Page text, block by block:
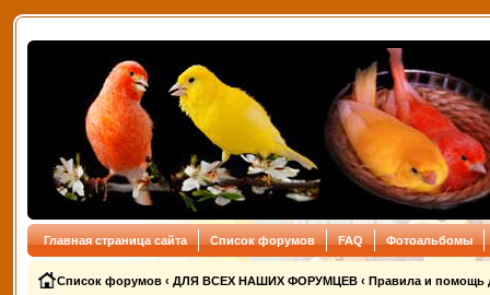
Главная страница сайта Список форумов FAQ Фотоальбомы
Список форумов ‹ ДЛЯ ВСЕХ НАШИХ ФОРУМЦЕВ ‹ Правила и помощь